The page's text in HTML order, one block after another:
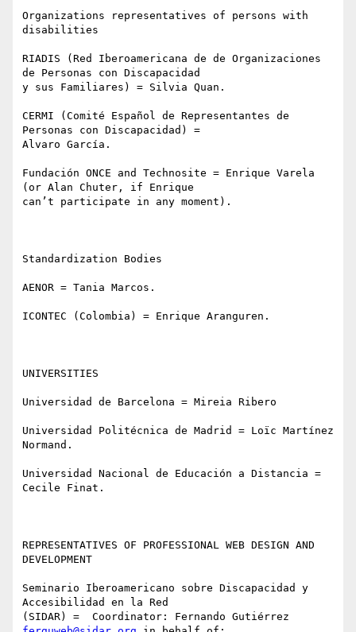
Organizations representatives of persons with
disabilities
RIADIS (Red Iberoamericana de de Organizaciones
de Personas con Discapacidad
y sus Familiares) = Silvia Quan.
CERMI (Comité Español de Representantes de
Personas con Discapacidad) =
Alvaro García.
Fundación ONCE and Technosite = Enrique Varela
(or Alan Chuter, if Enrique
can’t participate in any moment).
Standardization Bodies
AENOR = Tania Marcos.
ICONTEC (Colombia) = Enrique Aranguren.
UNIVERSITIES
Universidad de Barcelona = Mireia Ribero
Universidad Politécnica de Madrid = Loïc Martínez
Normand.
Universidad Nacional de Educación a Distancia =
Cecile Finat.
REPRESENTATIVES OF PROFESSIONAL WEB DESIGN AND
DEVELOPMENT
Seminario Iberoamericano sobre Discapacidad y
Accesibilidad en la Red